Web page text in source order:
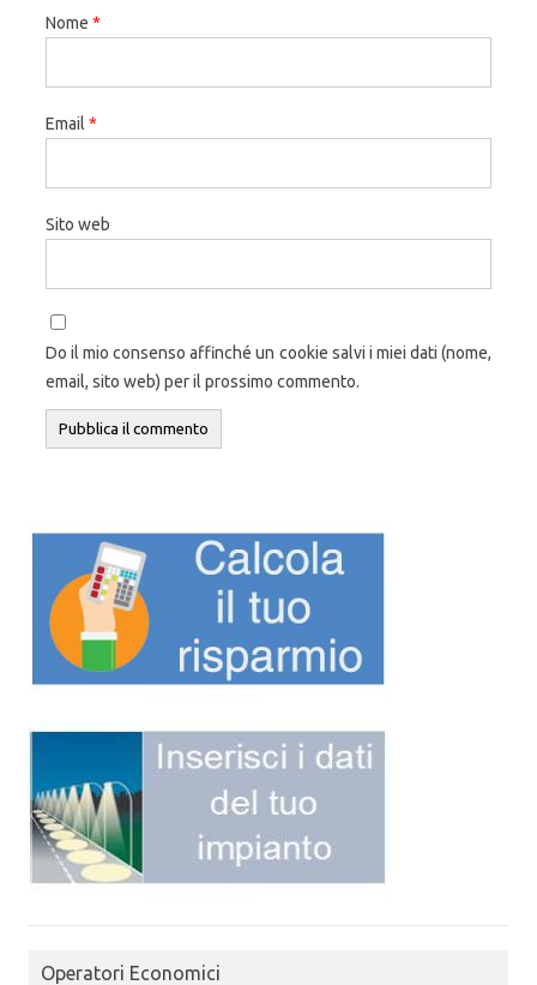
Nome *
Email *
Sito web
Do il mio consenso affinché un cookie salvi i miei dati (nome,
email, sito web) per il prossimo commento.
Operatori Economici